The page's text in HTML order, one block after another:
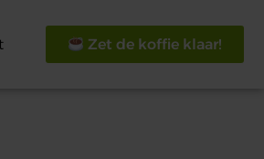
Zet de koffie klaar!